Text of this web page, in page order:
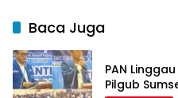
Baca Juga
PAN
Pilgub